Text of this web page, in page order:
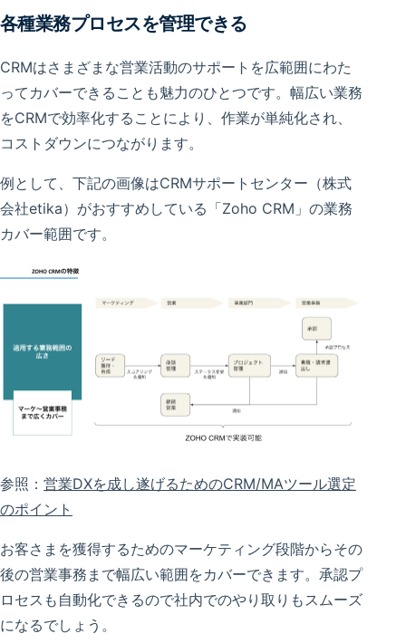
各種業務プロセスを管理できる
CRMはさまざまな営業活動のサポートを広範囲にわた
ってカバーできることも魅力のひとつです。幅広い業務
をCRMで効率化することにより、作業が単純化され、
コストダウンにつながります。
例として、下記の画像はCRMサポートセンター（株式
会社etika）がおすすめしている「Zoho CRM」の業務
カバー範囲です。
参照： 営業DXを成し遂げるためのCRM/MAツール選定
のポイント
お客さまを獲得するためのマーケティング段階からその
後の営業事務まで幅広い範囲をカバーできます。承認プ
ロセスも自動化できるので社内でのやり取りもスムーズ
になるでしょう。